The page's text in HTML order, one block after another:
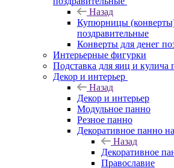
Назад
Купюрницы
поздравительные
Конверты для денег
Интерьерные фигурки
Подставка для яиц и кулича
Декор и интерьер
Назад
Декор и интерьер
Модульное панно
Резное панно
Декоративное панно
Назад
Декоративное
Православие